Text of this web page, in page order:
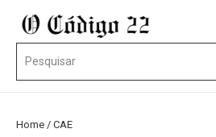
Home / CAE